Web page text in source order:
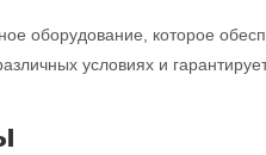
оборудование, которое
условиях и